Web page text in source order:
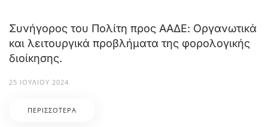
Συνήγορος του Πολίτη προς ΑΑΔΕ: Οργανωτικά
και λειτουργικά προβλήματα της φορολογικής
διοίκησης.
25 ΙΟΥΛΊΟΥ 2024
ΠΕΡΙΣΣΌΤΕΡΑ